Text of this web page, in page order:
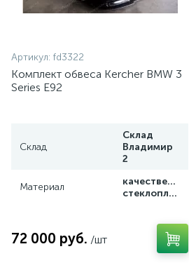
Артикул: fd3322
Комплект обвеса Kercher BMW 3
Series E92
Склад
Склад
Владимир
2
Материал
качественный
стеклопластик
72 000 руб. /шт